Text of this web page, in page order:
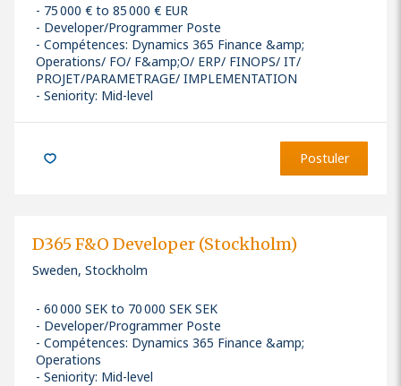
75 000 € to 85 000 € EUR
Developer/Programmer Poste
Compétences: Dynamics 365 Finance &amp;
Operations/ FO/ F&amp;O/ ERP/ FINOPS/ IT/
PROJET/PARAMETRAGE/ IMPLEMENTATION
Seniority: Mid-level
Postuler
D365 F&O Developer (Stockholm)
Sweden, Stockholm
60 000 SEK to 70 000 SEK SEK
Developer/Programmer Poste
Compétences: Dynamics 365 Finance &amp;
Operations
Seniority: Mid-level